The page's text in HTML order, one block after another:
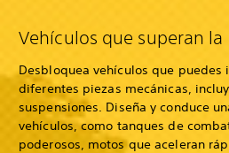
Vehículos que superan
Desbloquea vehículos que puedes
diferentes piezas mecánicas,
suspensiones. Diseña y conduce
vehículos, como tanques de
poderosos, motos que aceleran